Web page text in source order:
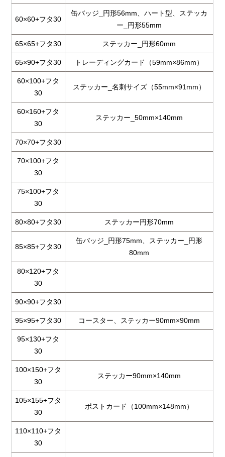
60×60+フタ30
缶バッジ_円形56mm、ハート型、ステッカ
ー_円形55mm
65×65+フタ30 ステッカー_円形60mm
65×90+フタ30 トレーディングカード（59mm×86mm）
60×100+フタ
30
ステッカー_名刺サイズ（55mm×91mm）
60×160+フタ
30
ステッカー_50mm×140mm
70×70+フタ30
70×100+フタ
30
75×100+フタ
30
80×80+フタ30 ステッカー円形70mm
85×85+フタ30
缶バッジ_円形75mm、ステッカー_円形
80mm
80×120+フタ
30
90×90+フタ30
95×95+フタ30 コースター、ステッカー90mm×90mm
95×130+フタ
30
100×150+フタ
30
ステッカー90mm×140mm
105×155+フタ
30
ポストカード（100mm×148mm）
110×110+フタ
30